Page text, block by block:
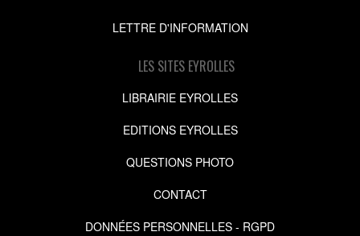
LETTRE D'INFORMATION
LES SITES EYROLLES
LIBRAIRIE EYROLLES
EDITIONS EYROLLES
QUESTIONS PHOTO
CONTACT
DONNÉES PERSONNELLES - RGPD